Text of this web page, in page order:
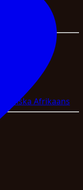
Svenska Afrikaans